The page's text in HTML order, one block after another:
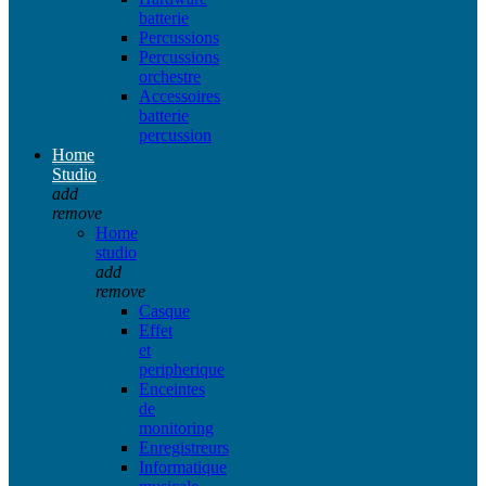
batterie
Percussions
Percussions
orchestre
Accessoires
batterie
percussion
Home
Studio
add
remove
Home
studio
add
remove
Casque
Effet
et
peripherique
Enceintes
de
monitoring
Enregistreurs
Informatique